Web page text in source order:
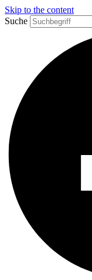
Skip to the content
Suche